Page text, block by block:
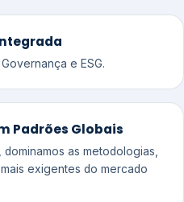
e ESG.
Padrões Globais
as metodologias,
exigentes do mercado